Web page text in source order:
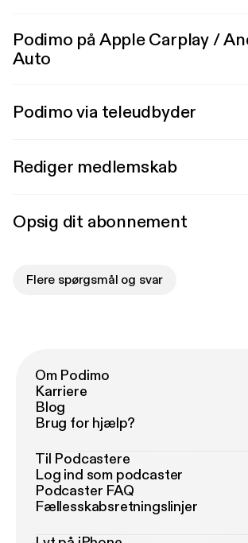
Podimo på Apple Carplay /
Auto
Podimo via teleudbyder
Rediger medlemskab
Opsig dit abonnement
Flere spørgsmål og svar
Om Podimo
Karriere
Blog
Brug for hjælp?
Til Podcastere
Log ind som podcaster
Podcaster FAQ
Fællesskabsretningslinjer